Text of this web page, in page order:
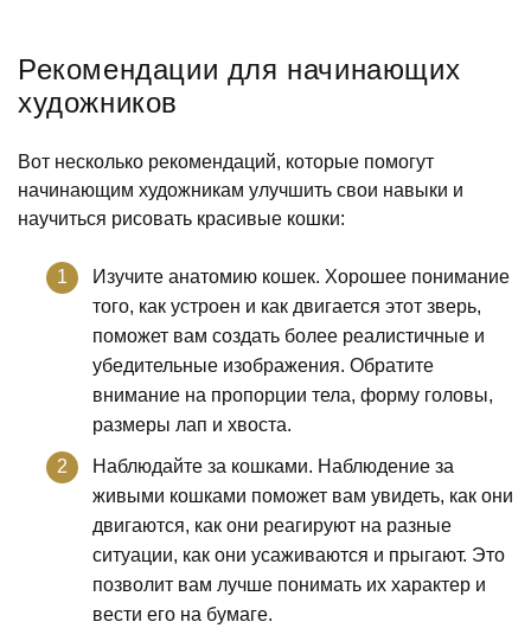
Рекомендации для начинающих
художников
Вот несколько рекомендаций, которые помогут
начинающим художникам улучшить свои навыки и
научиться рисовать красивые кошки:
Изучите анатомию кошек. Хорошее понимание
того, как устроен и как двигается этот зверь,
поможет вам создать более реалистичные и
убедительные изображения. Обратите
внимание на пропорции тела, форму головы,
размеры лап и хвоста.
Наблюдайте за кошками. Наблюдение за
живыми кошками поможет вам увидеть, как они
двигаются, как они реагируют на разные
ситуации, как они усаживаются и прыгают. Это
позволит вам лучше понимать их характер и
вести его на бумаге.